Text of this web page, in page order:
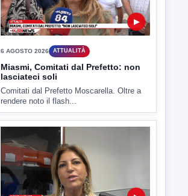
La Procura della Repubblica di Santa
Capua Vetere chiude le...
▶
6 AGOSTO 2026
Miasmi, Comitati dal Prefetto: non
lasciateci soli
Comitati dal Prefetto Moscarella. Oltre a
rendere noto il flash...